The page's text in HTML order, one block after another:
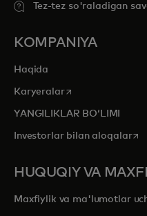
Tez-tez so'raladigan
KOMPANIYA
Haqida
Karyeralaropens in a new tab
YANGILIKLAR BOʻLIMI
Investorlar bilan aloqalar
HUQUQIY VA
Maxfiylik va ma'lumotlar